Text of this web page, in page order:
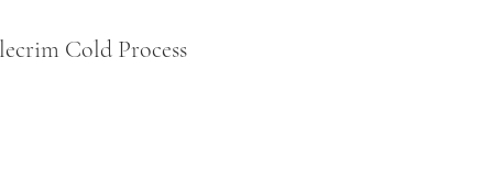
Cold Process